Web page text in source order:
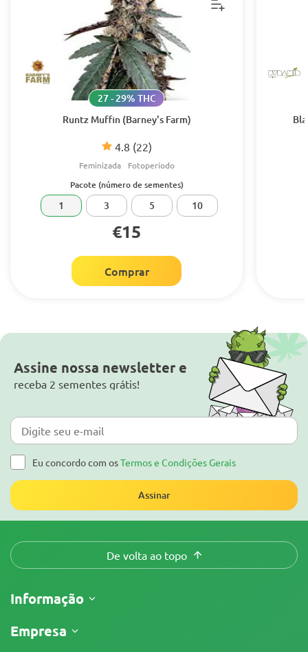
Runtz Muffin (Barney's Farm)
4.8 (22)
27 - 29% THC
Feminizada Fotoperíodo
Pacote (número de sementes)
1 3 5 10
€15
Comprar
Assine nossa newsletter e
receba 2 sementes grátis!
Eu concordo com osTermos e Condições Gerais
Assinar
De volta ao topo
Informação
Envio
Empresa